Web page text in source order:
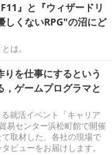
』と『ウィザードリ
しくないRPG"の沼にど
は。
りを仕事にするという
ゲームプログラマと
就活イベント「キャリア
易センター浜松町館で開催
取材した、各社の現場で
ビューをお届けします。